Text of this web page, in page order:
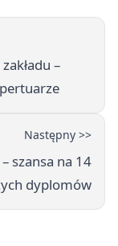
–
Następny >>
szansa na 14
dyplomów